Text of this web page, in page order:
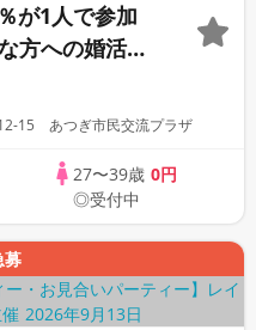
が1人で参加
方への婚活パ
15 あつぎ市民交流プラザ
27〜39歳 0円
◎受付中
募